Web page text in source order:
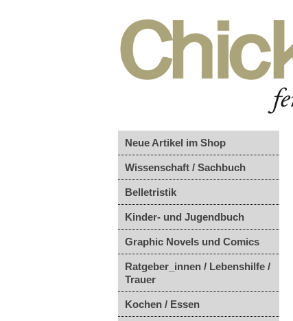
Neue Artikel im Shop
Wissenschaft / Sachbuch
Belletristik
Kinder- und Jugendbuch
Graphic Novels und Comics
Ratgeber_innen / Lebenshilfe /
Trauer
Kochen / Essen